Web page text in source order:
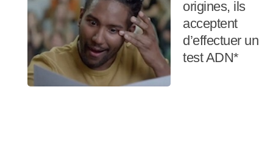
origines, ils
acceptent
d’effectuer un
test ADN*